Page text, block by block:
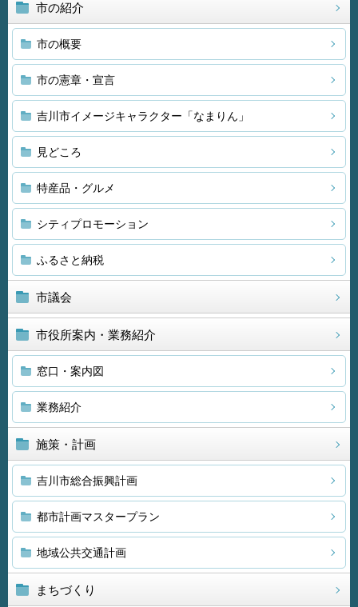
市の紹介
市の概要
市の憲章・宣言
吉川市イメージキャラクター「なまりん」
見どころ
特産品・グルメ
シティプロモーション
ふるさと納税
市議会
市役所案内・業務紹介
窓口・案内図
業務紹介
施策・計画
吉川市総合振興計画
都市計画マスタープラン
地域公共交通計画
まちづくり